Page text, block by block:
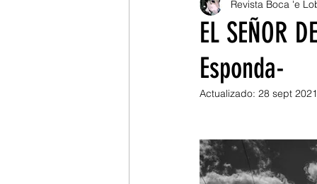
Mario Portugal Ramírez
Julián Grueso Pablo
Ángela Torres Cine
EL SEÑOR
Esponda-
Revista Boca 'e
Actualizado: 28 sept 2021